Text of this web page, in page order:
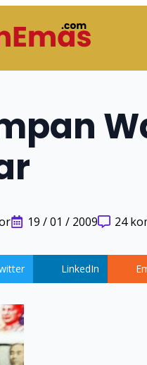
19 / 01 / 2009 24
LinkedIn